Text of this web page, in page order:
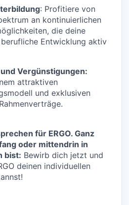
: Profitiere von
an kontinuierlichen
die deine
Entwicklung aktiv
Vergünstigungen:
attraktiven
und exklusiven
für ERGO. Ganz
oder mittendrin in
bist: Bewirb dich jetzt und
deinen individuellen